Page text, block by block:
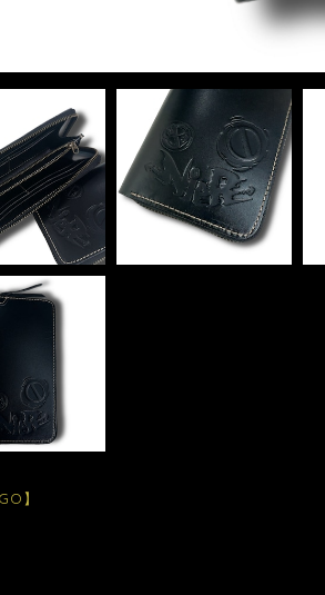
】